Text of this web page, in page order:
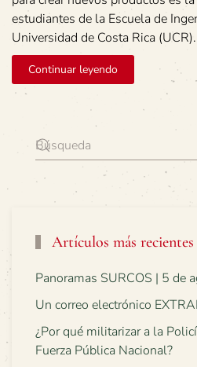
estudiantes de la Escuela de
Universidad de Costa Rica (UCR).
Continuar leyendo
Artículos más recientes
Panoramas SURCOS | 5 de
Un correo electrónico
¿Por qué militarizar a la
Fuerza Pública Nacional?